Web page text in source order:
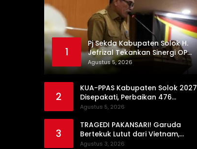
1
Pj Sekda Kabupaten Solok H.
Jefrizal Tekankan Sinergi OPD
demi Percepatan
Pembangunan Daerah
Agustus 5, 2026
2
KUA-PPAS Kabupaten Solok 2027
Disepakati, Perbaikan 476
Kilometer Jalan Rusak Jadi
Agustus 5, 2026
3
TRAGEDI PAKANSARI! Garuda
Bertekuk Lutut dari Vietnam,
Langkah ke Semifinal Kini di Ujung
Agustus 3, 2026